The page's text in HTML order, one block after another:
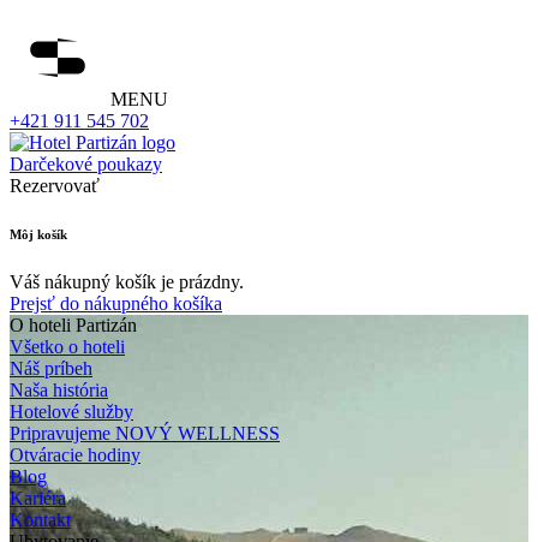
MENU
+421 911 545 702
Darčekové poukazy
Rezervovať
Môj košík
Váš nákupný košík je prázdny.
Prejsť do nákupného košíka
O hoteli Partizán
Všetko o hoteli
Náš príbeh
Naša história
Hotelové služby
Pripravujeme NOVÝ WELLNESS
Otváracie hodiny
Blog
Kariéra
Kontakt